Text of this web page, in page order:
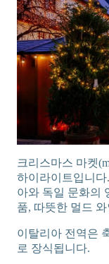
크리스마스 마켓
하이라이트입니
아와 독일 문화의
품, 따뜻한 멀드
이탈리아 전역은
로 장식됩니다.